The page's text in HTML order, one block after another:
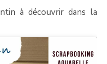
à découvrir dans la